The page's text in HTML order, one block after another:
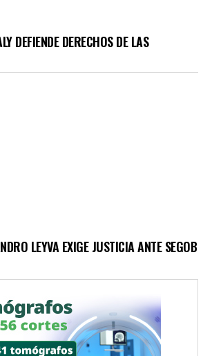
DEFIENDE DERECHOS DE LAS
LEYVA EXIGE JUSTICIA ANTE SEGOB